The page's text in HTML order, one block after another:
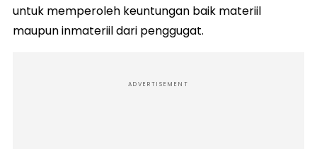
untuk memperoleh keuntungan baik materiil
maupun inmateriil dari penggugat.
ADVERTISEMENT